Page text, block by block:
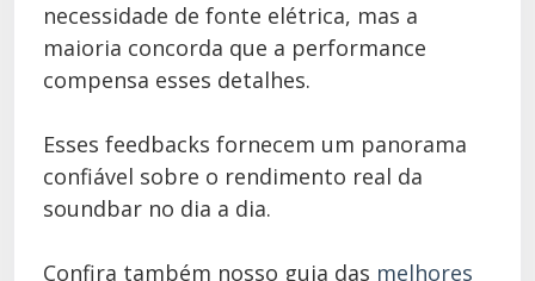
necessidade de fonte elétrica, mas a
maioria concorda que a performance
compensa esses detalhes.
Esses feedbacks fornecem um panorama
confiável sobre o rendimento real da
soundbar no dia a dia.
Confira também nosso guia das melhores